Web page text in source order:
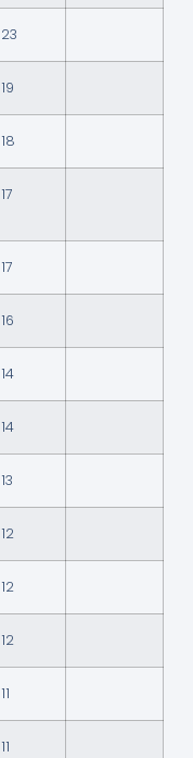
23
19
18
17
17
16
14
14
13
12
12
12
11
11